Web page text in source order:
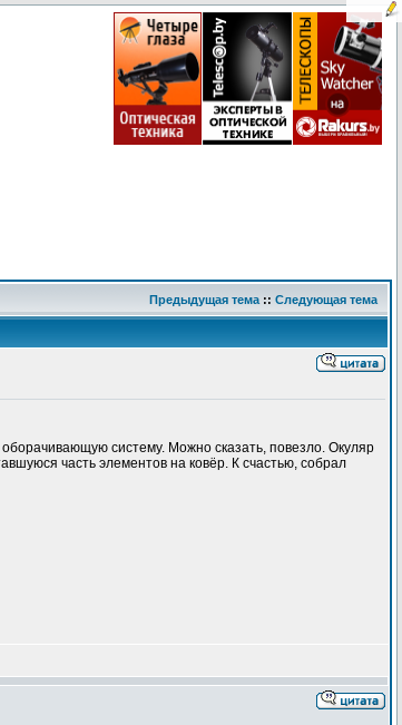
Предыдущая тема :: Следующая тема
систему. Можно сказать, повезло. Окуляр
часть элементов на ковёр. К счастью, собрал